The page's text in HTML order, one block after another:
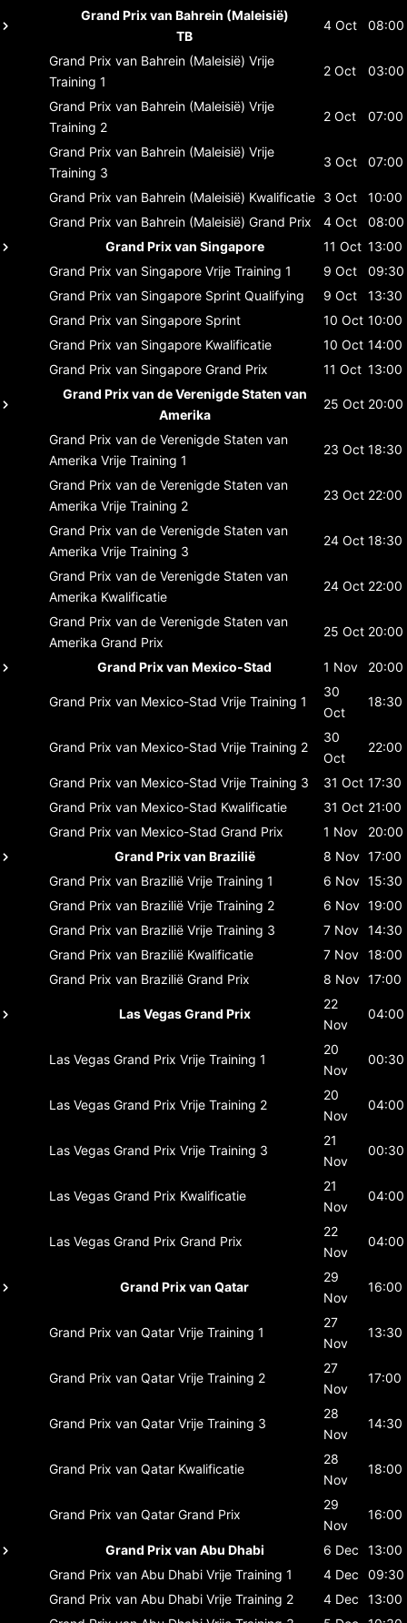
Grand Prix van Bahrein (Maleisië)
TB
4 Oct 08:00
Grand Prix van Bahrein (Maleisië) Vrije
Training 1
2 Oct 03:00
Grand Prix van Bahrein (Maleisië) Vrije
Training 2
2 Oct 07:00
Grand Prix van Bahrein (Maleisië) Vrije
Training 3
3 Oct 07:00
Grand Prix van Bahrein (Maleisië) Kwalificatie 3 Oct
10:00
Grand Prix van Bahrein (Maleisië) Grand Prix 4 Oct
08:00
Grand Prix van Singapore
11 Oct 13:00
Grand Prix van Singapore Vrije Training 1 9 Oct
09:30
Grand Prix van Singapore Sprint Qualifying 9 Oct
13:30
Grand Prix van Singapore Sprint 10 Oct 10:00
Grand Prix van Singapore Kwalificatie 10 Oct 14:00
Grand Prix van Singapore Grand Prix 11 Oct 13:00
Grand Prix van de Verenigde Staten van
Amerika
25 Oct 20:00
Grand Prix van de Verenigde Staten van
Amerika Vrije Training 1
23 Oct 18:30
Grand Prix van de Verenigde Staten van
Amerika Vrije Training 2
23 Oct 22:00
Grand Prix van de Verenigde Staten van
Amerika Vrije Training 3
24 Oct 18:30
Grand Prix van de Verenigde Staten van
Amerika Kwalificatie
24 Oct 22:00
Grand Prix van de Verenigde Staten van
Amerika Grand Prix
25 Oct 20:00
Grand Prix van Mexico-Stad 1 Nov 20:00
Grand Prix van Mexico-Stad Vrije Training 1
30
Oct
18:30
Grand Prix van Mexico-Stad Vrije Training 2
30
Oct
22:00
Grand Prix van Mexico-Stad Vrije Training 3 31 Oct 17:30
Grand Prix van Mexico-Stad Kwalificatie 31 Oct 21:00
Grand Prix van Mexico-Stad Grand Prix 1 Nov
20:00
Grand Prix van Brazilië
8 Nov 17:00
Grand Prix van Brazilië Vrije Training 1 6 Nov 15:30
Grand Prix van Brazilië Vrije Training 2 6 Nov 19:00
Grand Prix van Brazilië Vrije Training 3 7 Nov 14:30
Grand Prix van Brazilië Kwalificatie 7 Nov 18:00
Grand Prix van Brazilië Grand Prix 8 Nov 17:00
Las Vegas Grand Prix
22
Nov
04:00
Las Vegas Grand Prix Vrije Training 1
20
Nov
00:30
Las Vegas Grand Prix Vrije Training 2
20
Nov
04:00
Las Vegas Grand Prix Vrije Training 3
21
Nov
00:30
Las Vegas Grand Prix Kwalificatie
21
Nov
04:00
Las Vegas Grand Prix Grand Prix
22
Nov
04:00
Grand Prix van Qatar
29
Nov
16:00
Grand Prix van Qatar Vrije Training 1
27
Nov
13:30
Grand Prix van Qatar Vrije Training 2
27
Nov
17:00
Grand Prix van Qatar Vrije Training 3
28
Nov
14:30
Grand Prix van Qatar Kwalificatie
28
Nov
18:00
Grand Prix van Qatar Grand Prix
29
Nov
16:00
Grand Prix van Abu Dhabi 6 Dec
13:00
Grand Prix van Abu Dhabi Vrije Training 1 4 Dec
09:30
Grand Prix van Abu Dhabi Vrije Training 2 4 Dec
13:00